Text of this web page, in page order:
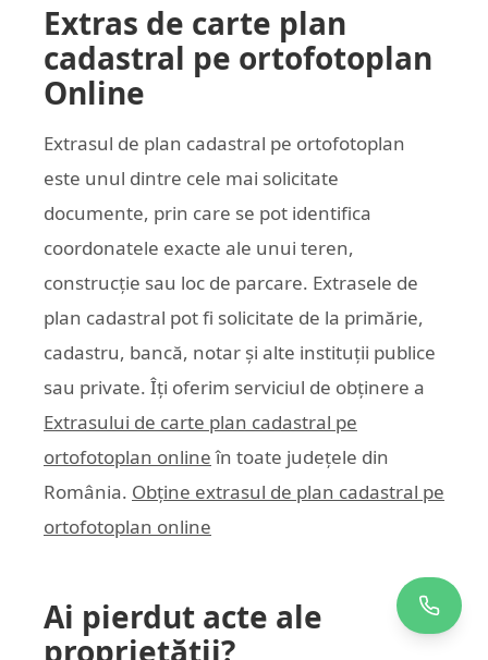
Extras de carte plan
cadastral pe ortofotoplan
Online
Extrasul de plan cadastral pe ortofotoplan
este unul dintre cele mai solicitate
documente, prin care se pot identifica
coordonatele exacte ale unui teren,
construcție sau loc de parcare. Extrasele de
plan cadastral pot fi solicitate de la primărie,
cadastru, bancă, notar și alte instituții publice
sau private. Îți oferim serviciul de obținere a
Extrasului de carte plan cadastral pe
ortofotoplan online în toate județele din
România. Obține extrasul de plan cadastral pe
ortofotoplan online
Ai pierdut acte ale
proprietății?